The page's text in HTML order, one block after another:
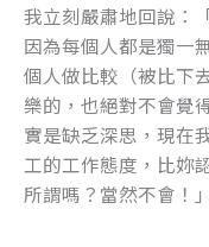
我立刻嚴肅地回說：
因為每個人都是獨一
個人做比較（被比下
樂的，也絕對不會覺
實是缺乏深思，現在
工的工作態度，比妳
所謂嗎？當然不會！」